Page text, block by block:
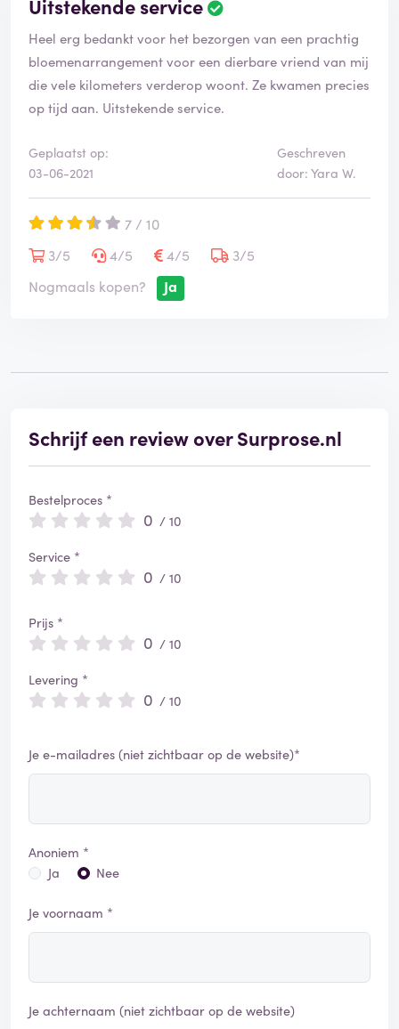
Uitstekende service
Heel erg bedankt voor het bezorgen van een prachtig
bloemenarrangement voor een dierbare vriend van mij
die vele kilometers verderop woont. Ze kwamen precies
op tijd aan. Uitstekende service.
Geplaatst op:
03-06-2021
Geschreven
door: Yara W.
7 / 10
3/5
4/5 4/5
3/5
Nogmaals kopen?
Ja
Schrijf een review over Surprose.nl
Bestelproces *
0 / 10
Service *
0 / 10
Prijs *
0 / 10
Levering *
0 / 10
Je e-mailadres (niet zichtbaar op de website)*
Anoniem *
Ja
Nee
Je voornaam *
Je achternaam (niet zichtbaar op de website)